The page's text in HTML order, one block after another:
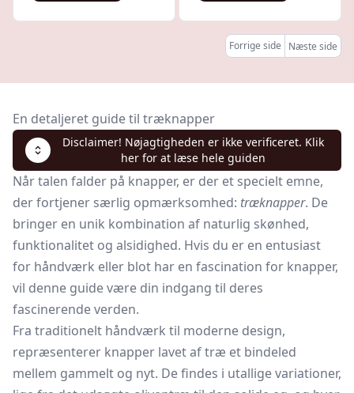
Forrige side Næste side
En detaljeret guide til træknapper
Disclaimer! Nøjagtigheden er ikke verificeret. Klik
her for at læse hele guiden
Når talen falder på knapper, er der et specielt emne,
der fortjener særlig opmærksomhed: træknapper. De
bringer en unik kombination af naturlig skønhed,
funktionalitet og alsidighed. Hvis du er en entusiast
for håndværk eller blot har en fascination for knapper,
vil denne guide være din indgang til deres
fascinerende verden.
Fra traditionelt håndværk til moderne design,
repræsenterer knapper lavet af træ et bindeled
mellem gammelt og nyt. De findes i utallige variationer,